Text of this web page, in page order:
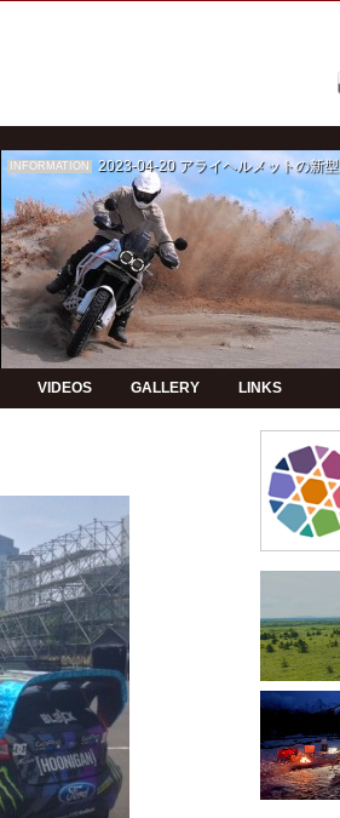
INFORMATION 2023-04-20 アライヘルメットの新型モデルPVの制
VIDEOS GALLERY LINKS